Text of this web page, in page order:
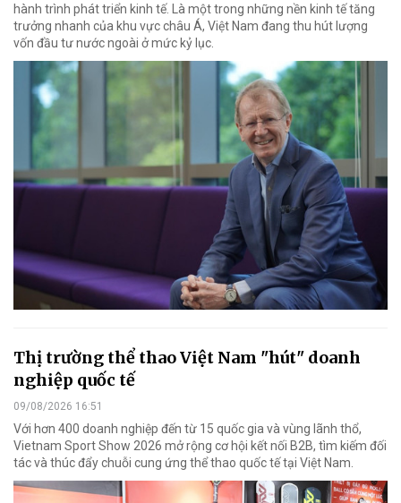
hành trình phát triển kinh tế. Là một trong những nền kinh tế tăng
trưởng nhanh của khu vực châu Á, Việt Nam đang thu hút lượng
vốn đầu tư nước ngoài ở mức kỷ lục.
Thị trường thể thao Việt Nam "hút" doanh
nghiệp quốc tế
09/08/2026 16:51
Với hơn 400 doanh nghiệp đến từ 15 quốc gia và vùng lãnh thổ,
Vietnam Sport Show 2026 mở rộng cơ hội kết nối B2B, tìm kiếm đối
tác và thúc đẩy chuỗi cung ứng thể thao quốc tế tại Việt Nam.